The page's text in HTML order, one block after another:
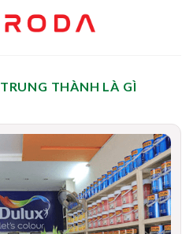
TRUNG THÀNH LÀ GÌ